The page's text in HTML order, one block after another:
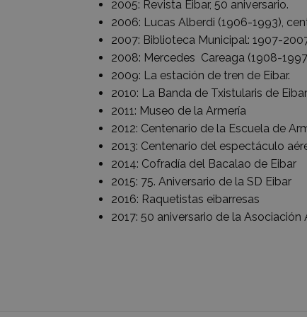
2005: Revista Eibar, 50 aniversario.
2006: Lucas Alberdi (1906-1993),
2007: Biblioteca Municipal: 1907-
2008: Mercedes Careaga (1908-
2009: La estación de tren de Eibar.
2010: La Banda de Txistularis de
2011: Museo de la Armería
2012: Centenario de la Escuela de
2013: Centenario del espectáculo
2014: Cofradía del Bacalao de Eibar
2015: 75. Aniversario de la SD Eibar
2016: Raquetistas eibarresas
2017: 50 aniversario de la Asociación